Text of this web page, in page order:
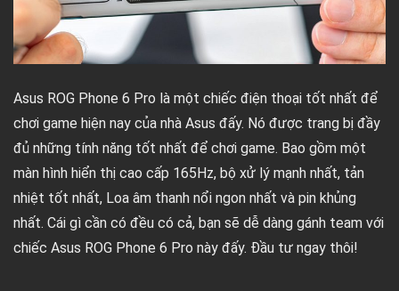
Asus ROG Phone 6 Pro là một chiếc điện thoại tốt nhất để
chơi game hiện nay của nhà Asus đấy. Nó được trang bị đầy
đủ những tính năng tốt nhất để chơi game. Bao gồm một
màn hình hiển thị cao cấp 165Hz, bộ xử lý mạnh nhất, tản
nhiệt tốt nhất, Loa âm thanh nổi ngon nhất và pin khủng
nhất. Cái gì cần có đều có cả, bạn sẽ dễ dàng gánh team với
chiếc Asus ROG Phone 6 Pro này đấy. Đầu tư ngay thôi!